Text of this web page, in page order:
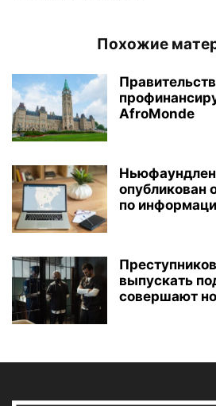
Похожие
AfroMonde
опубликован
по
выпускать
совершают